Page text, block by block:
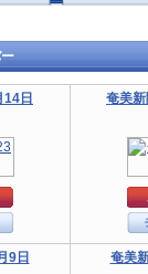
日 奄美
9日 奄美